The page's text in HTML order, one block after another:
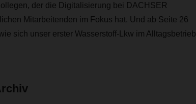
der die Digitalisierung bei DACHSER
Mitarbeitenden im Fokus hat. Und ab Seite 26
sich unser erster Wasserstoff-Lkw im Alltagsbetrieb